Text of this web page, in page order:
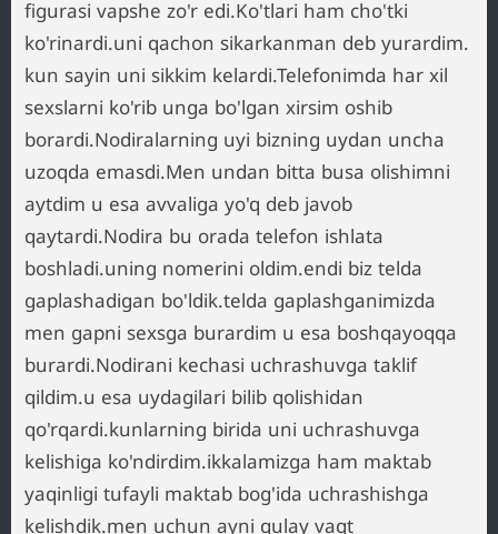
figurasi vapshe zo'r edi.Ko'tlari ham cho'tki
ko'rinardi.uni qachon sikarkanman deb yurardim.
kun sayin uni sikkim kelardi.Telefonimda har xil
sexslarni ko'rib unga bo'lgan xirsim oshib
borardi.Nodiralarning uyi bizning uydan uncha
uzoqda emasdi.Men undan bitta busa olishimni
aytdim u esa avvaliga yo'q deb javob
qaytardi.Nodira bu orada telefon ishlata
boshladi.uning nomerini oldim.endi biz telda
gaplashadigan bo'ldik.telda gaplashganimizda
men gapni sexsga burardim u esa boshqayoqqa
burardi.Nodirani kechasi uchrashuvga taklif
qildim.u esa uydagilari bilib qolishidan
qo'rqardi.kunlarning birida uni uchrashuvga
kelishiga ko'ndirdim.ikkalamizga ham maktab
yaqinligi tufayli maktab bog'ida uchrashishga
kelishdik.men uchun ayni qulay vaqt